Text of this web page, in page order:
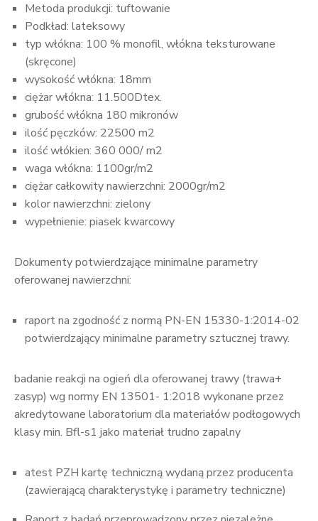
Metoda produkcji: tuftowanie
Podkład: lateksowy
typ włókna: 100 % monofil, włókna teksturowane
(skręcone)
wysokość włókna: 18mm
ciężar włókna: 11.500Dtex.
grubość włókna 180 mikronów
ilość pęczków: 22500 m2
ilość włókien: 360 000/ m2
waga włókna: 1100gr/m2
ciężar całkowity nawierzchni: 2000gr/m2
kolor nawierzchni: zielony
wypełnienie: piasek kwarcowy
Dokumenty potwierdzające minimalne parametry
oferowanej nawierzchni:
raport na zgodność z normą PN-EN 15330-1:2014-02
potwierdzający minimalne parametry sztucznej trawy.
badanie reakcji na ogień dla oferowanej trawy (trawa+
zasyp) wg normy EN 13501- 1:2018 wykonane przez
akredytowane laboratorium dla materiałów podłogowych
klasy min. Bfl-s1 jako materiał trudno zapalny
atest PZH kartę techniczną wydaną przez producenta
(zawierającą charakterystykę i parametry techniczne)